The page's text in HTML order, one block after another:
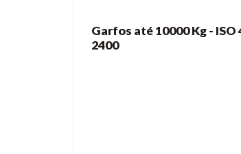
Garfos até 10000 Kg - ISO
2400